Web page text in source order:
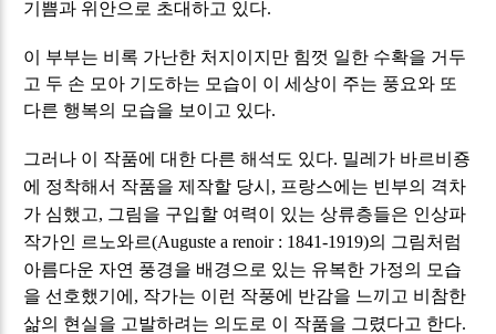
기쁨과 위안으로 초대하고 있다.
이 부부는 비록 가난한 처지이지만 힘껏 일한 수확을 거두
고 두 손 모아 기도하는 모습이 이 세상이 주는 풍요와 또
다른 행복의 모습을 보이고 있다.
그러나 이 작품에 대한 다른 해석도 있다. 밀레가 바르비죵
에 정착해서 작품을 제작할 당시, 프랑스에는 빈부의 격차
가 심했고, 그림을 구입할 여력이 있는 상류층들은 인상파
작가인 르노와르(Auguste a renoir : 1841-1919)의 그림처럼
아름다운 자연 풍경을 배경으로 있는 유복한 가정의 모습
을 선호했기에, 작가는 이런 작풍에 반감을 느끼고 비참한
삶의 현실을 고발하려는 의도로 이 작품을 그렸다고 한다.